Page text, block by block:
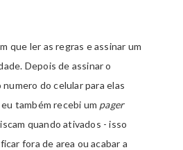
que ler as regras e assinar um
Depois de assinar o
do celular para elas
também recebi um pager
quando ativados - isso
fora de area ou acabar a